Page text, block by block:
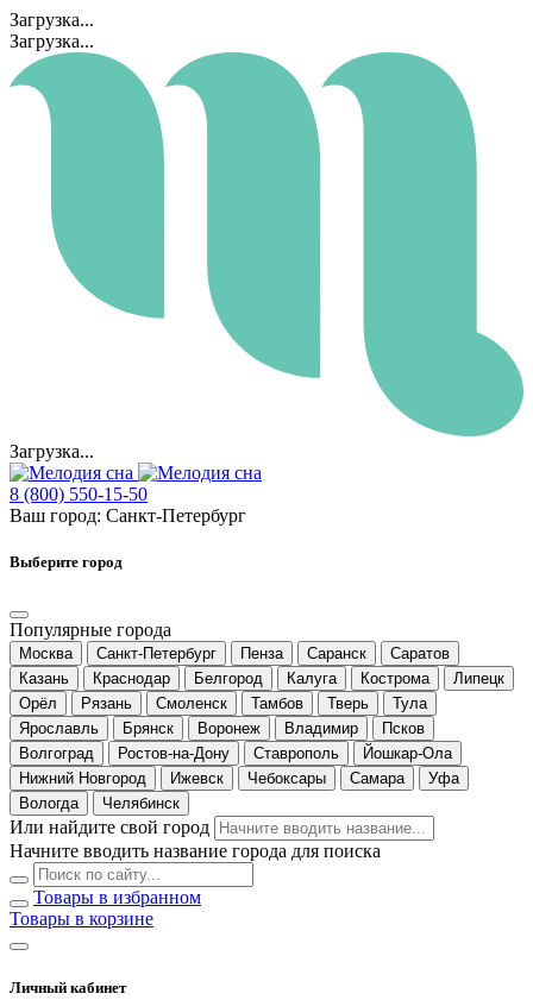
Загрузка...
Загрузка...
Загрузка...
8 (800) 550-15-50
Ваш город: Санкт-Петербург
Выберите город
Популярные города
Москва Санкт-Петербург Пенза Саранск
Саратов
Казань
Краснодар Белгород Калуга Кострома
Липецк
Орёл
Рязань Смоленск Тамбов Тверь
Тула
Ярославль
Брянск Воронеж Владимир
Псков
Волгоград
Ростов-на-Дону Ставрополь
Йошкар-Ола
Нижний Новгород
Ижевск Чебоксары Самара
Уфа
Вологда
Челябинск
Или найдите свой город
Начните вводить название города для поиска
Товары в избранном
Товары в корзине
Личный кабинет